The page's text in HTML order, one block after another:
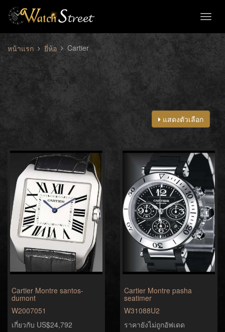
หน้าแรก ยี่ห้อ Cartier
แสดงตัวเลือก
Cartier Montre santos-
dumont
W2007051
เกี่ยวกับ US$24,792
Cartier Montre pasha
seatimer
W31088U2
ราคายังไม่ถูกอัฟเดด